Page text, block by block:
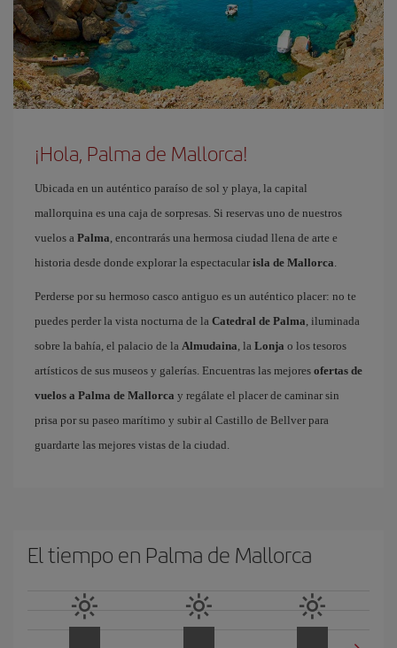
¡Hola, Palma de Mallorca!
Ubicada en un auténtico paraíso de sol y playa, la capital
mallorquina es una caja de sorpresas. Si reservas uno de nuestros
vuelos a Palma, encontrarás una hermosa ciudad llena de arte e
historia desde donde explorar la espectacular isla de Mallorca.
Perderse por su hermoso casco antiguo es un auténtico placer: no te
puedes perder la vista nocturna de la Catedral de Palma, iluminada
sobre la bahía, el palacio de la Almudaina, la Lonja o los tesoros
artísticos de sus museos y galerías. Encuentras las mejores ofertas de
vuelos a Palma de Mallorca y regálate el placer de caminar sin
prisa por su paseo marítimo y subir al Castillo de Bellver para
guardarte las mejores vistas de la ciudad.
El tiempo en Palma de Mallorca